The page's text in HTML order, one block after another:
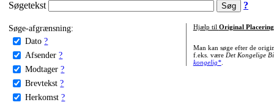
Søgetekst ?
Søge-afgrænsning:
Dato ?
Afsender ?
Modtager ?
Brevtekst ?
Herkomst ?
Hjælp til Original Placering
Man kan søge efter de
f.eks. være Det Kongelige
kongelig*.